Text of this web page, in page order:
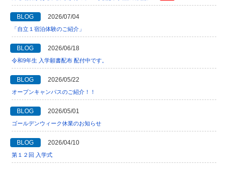
BLOG 2026/07/04
「自立１宿泊体験のご紹介」
BLOG 2026/06/18
令和9年生 入学願書配布 配付中です。
BLOG 2026/05/22
オープンキャンパスのご紹介！！
BLOG 2026/05/01
ゴールデンウィーク休業のお知らせ
BLOG 2026/04/10
第１２回 入学式